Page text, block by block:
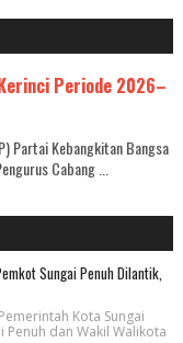
Periode 2026–
Partai Kebangkitan Bangsa
Cabang ...
Sungai Penuh Dilantik,
Kota Sungai
Penuh dan Wakil Walikota